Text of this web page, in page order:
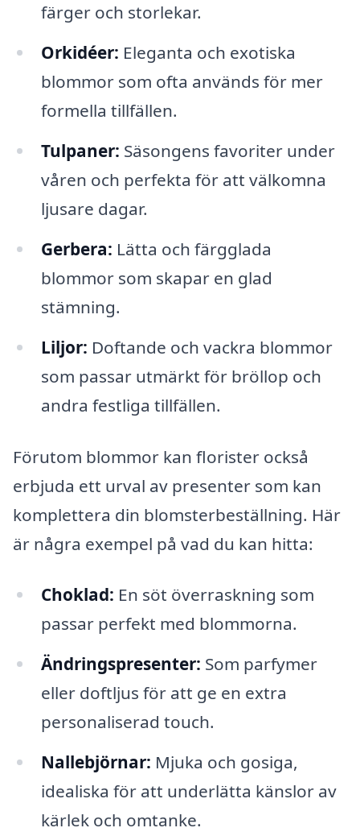
färger och storlekar.
Orkidéer: Eleganta och exotiska
blommor som ofta används för mer
formella tillfällen.
Tulpaner: Säsongens favoriter under
våren och perfekta för att välkomna
ljusare dagar.
Gerbera: Lätta och färgglada
blommor som skapar en glad
stämning.
Liljor: Doftande och vackra blommor
som passar utmärkt för bröllop och
andra festliga tillfällen.
Förutom blommor kan florister också
erbjuda ett urval av presenter som kan
komplettera din blomsterbeställning. Här
är några exempel på vad du kan hitta:
Choklad: En söt överraskning som
passar perfekt med blommorna.
Ändringspresenter: Som parfymer
eller doftljus för att ge en extra
personaliserad touch.
Nallebjörnar: Mjuka och gosiga,
idealiska för att underlätta känslor av
kärlek och omtanke.